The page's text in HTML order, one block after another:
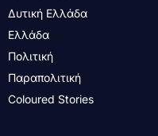
Δυτική Ελλάδα
Ελλάδα
Πολιτική
Παραπολιτική
Coloured Stories